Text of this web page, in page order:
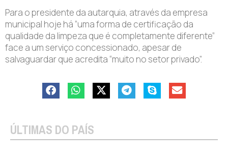
Para o presidente da autarquia, através da empresa
municipal hoje há “uma forma de certificação da
qualidade da limpeza que é completamente diferente”
face a um serviço concessionado, apesar de
salvaguardar que acredita “muito no setor privado”.
ÚLTIMAS DO PAÍS